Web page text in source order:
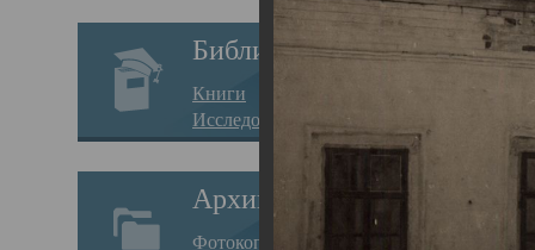
Библиотека
Книги
Исследования
Архив
Фотокопии дел